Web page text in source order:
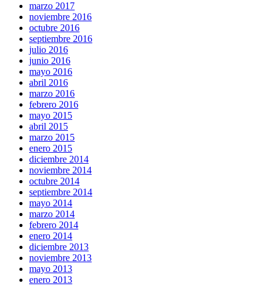
marzo 2017
noviembre 2016
octubre 2016
septiembre 2016
julio 2016
junio 2016
mayo 2016
abril 2016
marzo 2016
febrero 2016
mayo 2015
abril 2015
marzo 2015
enero 2015
diciembre 2014
noviembre 2014
octubre 2014
septiembre 2014
mayo 2014
marzo 2014
febrero 2014
enero 2014
diciembre 2013
noviembre 2013
mayo 2013
enero 2013